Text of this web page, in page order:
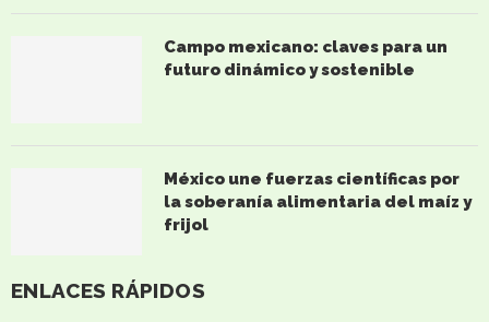
ENLACES RÁPIDOS
Campo mexicano: claves para un
futuro dinámico y sostenible
México une fuerzas científicas por
la soberanía alimentaria del maíz y
frijol